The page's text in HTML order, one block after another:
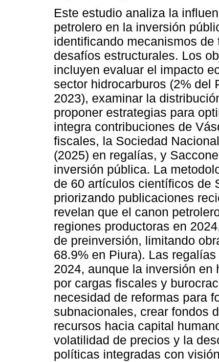
Este estudio analiza la
petrolero en la inversión
identificando mecanismos de
desafíos estructurales. Los
incluyen evaluar el impacto
sector hidrocarburos (2% del
2023), examinar la
proponer estrategias para
integra contribuciones de
fiscales, la Sociedad
(2025) en regalías, y
inversión pública. La
de 60 artículos científicos de
priorizando publicaciones
revelan que el canon
regiones productoras en
de preinversión, limitando
68.9% en Piura). Las
2024, aunque la inversión en
por cargas fiscales y
necesidad de reformas para
subnacionales, crear fondos
recursos hacia capital
volatilidad de precios y la
políticas integradas con